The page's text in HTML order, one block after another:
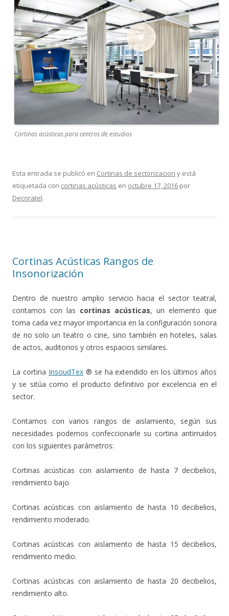
Cortinas acústicas para centros de estudios
Esta entrada se publicó en Cortinas de sectorizacion y está
etiquetada con cortinas acústicas en octubre 17, 2016 por
Decoratel.
Cortinas Acústicas Rangos de
Insonorización
Dentro de nuestro amplio servicio hacia el sector teatral,
contamos con las cortinas acústicas, un elemento que
toma cada vez mayor importancia en la configuración sonora
de no solo un teatro o cine, sino también en hoteles, salas
de actos, auditorios y otros espacios similares.
La cortina InsoudTex® se ha extendido en los últimos años
y se sitúa como el producto definitivo por excelencia en el
sector.
Contamos con varios rangos de aislamiento, según sus
necesidades podemos confeccionarle su cortina antirruidos
con los siguientes parámetros:
Cortinas acústicas con aislamiento de hasta 7 decibelios,
rendimiento bajo.
Cortinas acústicas con aislamiento de hasta 10 decibelios,
rendimiento moderado.
Cortinas acústicas con aislamiento de hasta 15 decibelios,
rendimiento medio.
Cortinas acústicas con aislamiento de hasta 20 decibelios,
rendimiento alto.